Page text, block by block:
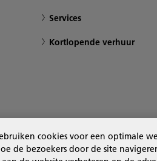
Services
Kortlopende verhuur
cookies voor een optimale
de bezoekers door de site